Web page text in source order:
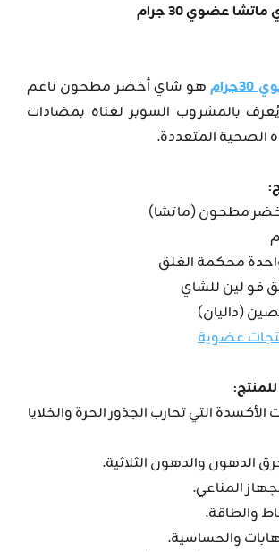
عضوي 30 جرام
هو شاي أخضر مطحون ناعم
يُعرف بالمشروب السوبر لغناه بمضادات
الصحية المتعددة.
مطحون (ماتشا)
محكمة الغلق
فو لين للشاي
(داليان)
عضوية
للمنتج:
التي تحارب الجذور الحرة والخلايا
الدهون والدهون الثلاثية.
المناعي.
والطاقة.
والحساسية.